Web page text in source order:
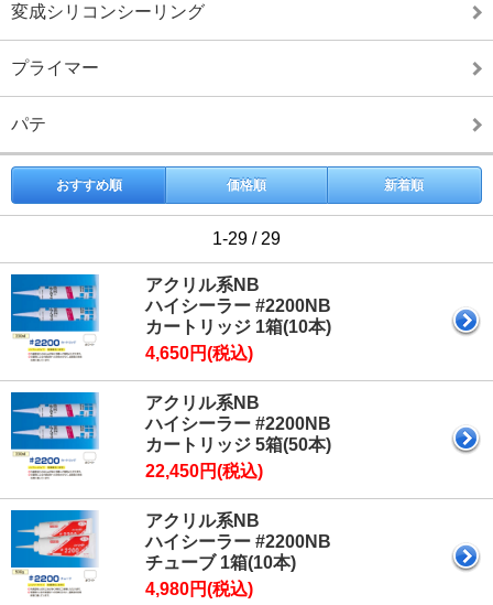
変成シリコンシーリング
プライマー
パテ
おすすめ順 価格順 新着順
1-29 / 29
アクリル系NB
ハイシーラー #2200NB
カートリッジ 1箱(10本)
4,650円(税込)
アクリル系NB
ハイシーラー #2200NB
カートリッジ 5箱(50本)
22,450円(税込)
アクリル系NB
ハイシーラー #2200NB
チューブ 1箱(10本)
4,980円(税込)